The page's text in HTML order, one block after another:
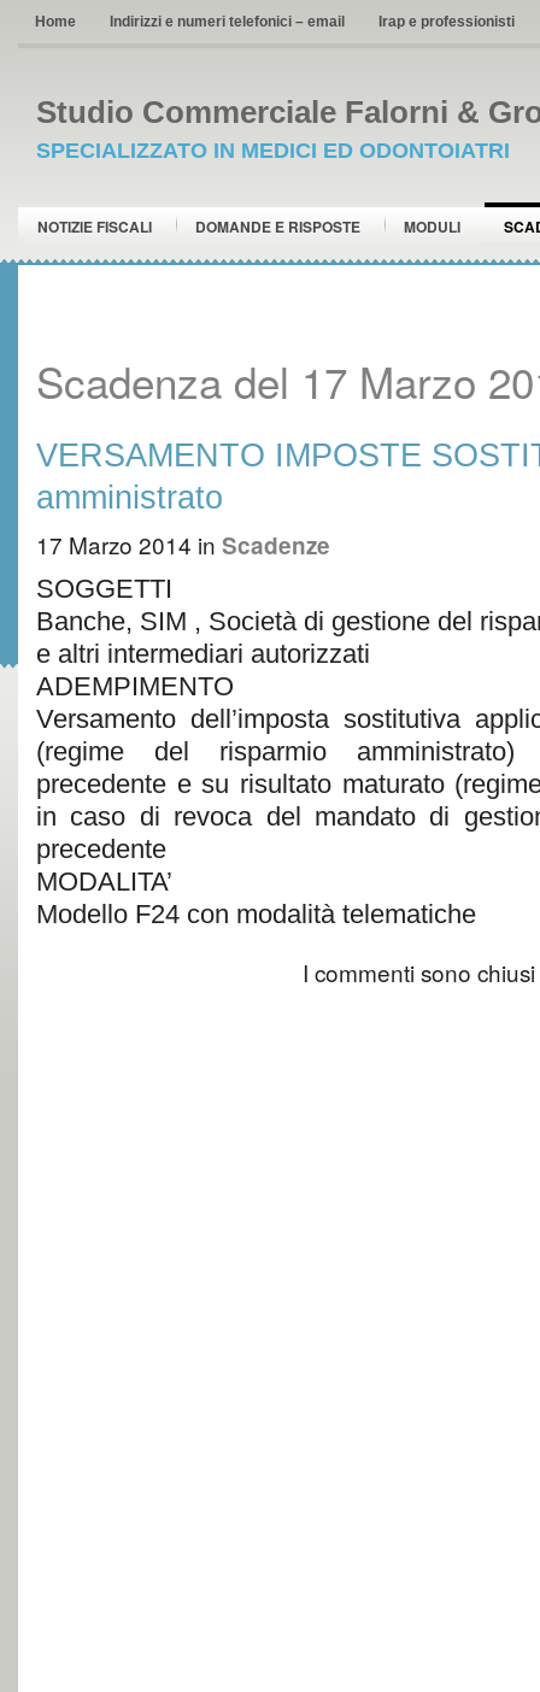
Home Indirizzi e numeri telefonici – email Irap e professionisti
Studio Commerciale Falorni &
SPECIALIZZATO IN MEDICI ED ODONTOIATRI
NOTIZIE FISCALI DOMANDE E RISPOSTE MODULI
Scadenza del 17 Marzo
VERSAMENTO IMPOSTE
amministrato
17 Marzo 2014 in Scadenze
SOGGETTI
Banche, SIM , Società di gestione del
e altri intermediari autorizzati
ADEMPIMENTO
Versamento dell’imposta sostitutiva
(regime del risparmio
precedente e su risultato maturato
in caso di revoca del mandato di
precedente
MODALITA’
Modello F24 con modalità telematiche
I commenti sono chiusi